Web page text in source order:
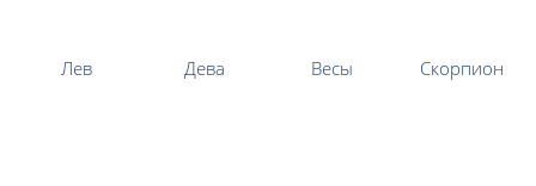
Лев Дева Весы Скорпион